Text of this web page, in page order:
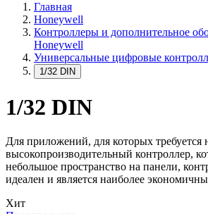
Главная
Honeywell
Контроллеры и дополнительное
Honeywell
Универсальные цифровые
1/32 DIN
1/32 DIN
Для приложений, для которых требуется
высокопроизводительный контроллер,
небольшое пространство на панели,
идеален и является наиболее
Хит